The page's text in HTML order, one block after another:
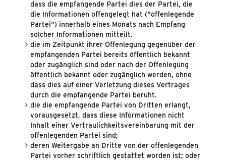
dass die empfangende Partei dies der Partei, die
die Informationen offengelegt hat ("offenlegende
Partei") innerhalb eines Monats nach Empfang
solcher Informationen mitteilt.
die im Zeitpunkt ihrer Offenlegung gegenüber der
empfangenden Partei bereits öffentlich bekannt
oder zugänglich sind oder nach der Offenlegung
öffentlich bekannt oder zugänglich werden, ohne
dass dies auf einer Verletzung dieses Vertrages
durch die empfangende Partei beruht.
die die empfangende Partei von Dritten erlangt,
vorausgesetzt, dass diese Informationen nicht
Inhalt einer Vertraulichkeitsvereinbarung mit der
offenlegenden Partei sind;
deren Weitergabe an Dritte von der offenlegenden
Partei vorher schriftlich gestattet worden ist; oder